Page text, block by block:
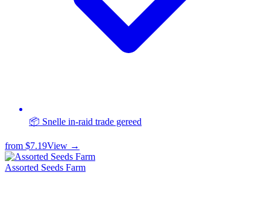
📦 Snelle in-raid trade gereed
from $7.19View →
Assorted Seeds Farm